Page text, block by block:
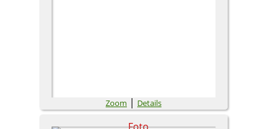
Zoom | Details